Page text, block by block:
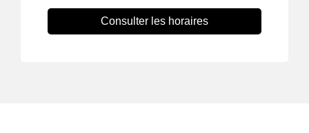
Consulter les horaires